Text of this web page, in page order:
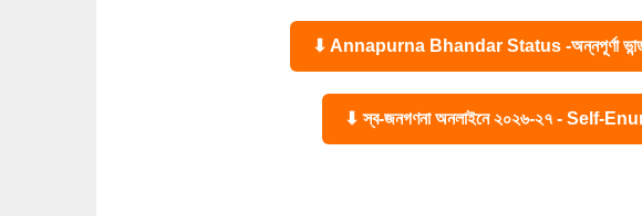
⬇ Annapurna Bhandar Status -অন্নপূর্ণা
⬇ স্ব-জনগণনা অনলাইনে ২০২৬-২৭ - Self-